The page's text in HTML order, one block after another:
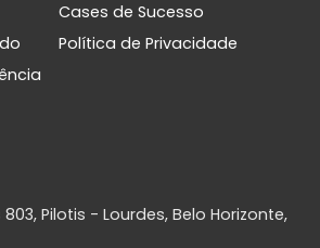
Cases de Sucesso
Política de Privacidade
Pilotis - Lourdes, Belo Horizonte,